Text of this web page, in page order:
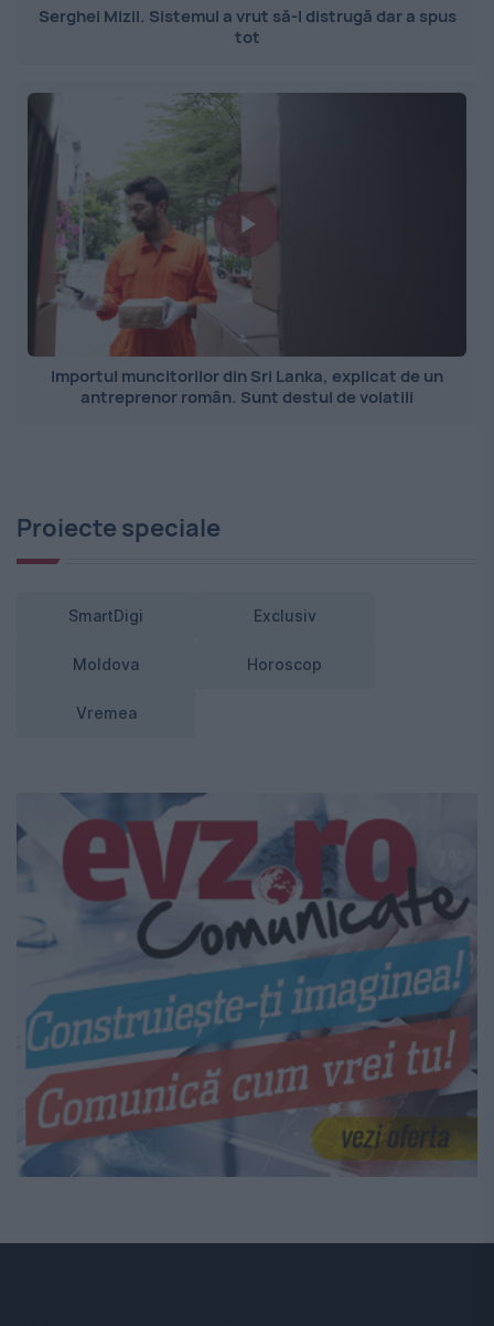
Serghei Mizil. Sistemul a vrut să-l distrugă dar a spus
tot
Importul muncitorilor din Sri Lanka, explicat de un
antreprenor român. Sunt destul de volatili
Proiecte speciale
SmartDigi Exclusiv
Moldova Horoscop
Vremea